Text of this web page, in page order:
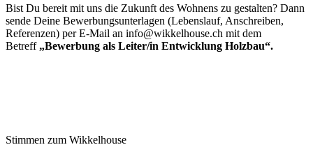
Bist Du bereit mit uns die Zukunft des Wohnens zu gestalten? Dann
sende Deine Bewerbungsunterlagen (Lebenslauf, Anschreiben,
Referenzen) per E-Mail an info@wikkelhouse.ch mit dem
Betreff „Bewerbung als Leiter/in Entwicklung Holzbau“.
Stimmen zum Wikkelhouse